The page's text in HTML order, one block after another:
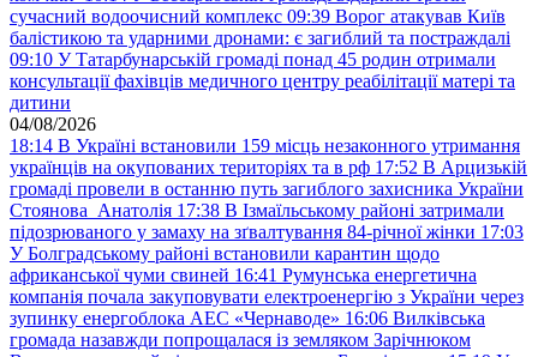
сучасний водоочисний комплекс 09:39 Ворог атакував Київ
балістикою та ударними дронами: є загиблий та постраждалі
09:10 У Татарбунарській громаді понад 45 родин отримали
консультації фахівців медичного центру реабілітації матері та
дитини
04/08/2026
18:14 В Україні встановили 159 місць незаконного утримання
українців на окупованих територіях та в рф 17:52 В Арцизькій
громаді провели в останню путь загиблого захисника України
Стоянова Анатолія 17:38 В Ізмаїльському районі затримали
підозрюваного у замаху на зґвалтування 84-річної жінки 17:03
У Болградському районі встановили карантин щодо
африканської чуми свиней 16:41 Румунська енергетична
компанія почала закуповувати електроенергію з України через
зупинку енергоблока АЕС «Чернаводе» 16:06 Вилківська
громада назавжди попрощалася із земляком Зарічнюком